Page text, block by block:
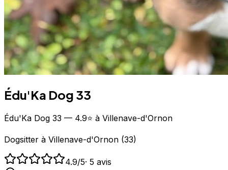
Édu'Ka Dog 33
Édu'Ka Dog 33 — 4.9⭐ à Villenave-d'Ornon
Dogsitter à Villenave-d'Ornon (33)
4.9/5· 5 avis